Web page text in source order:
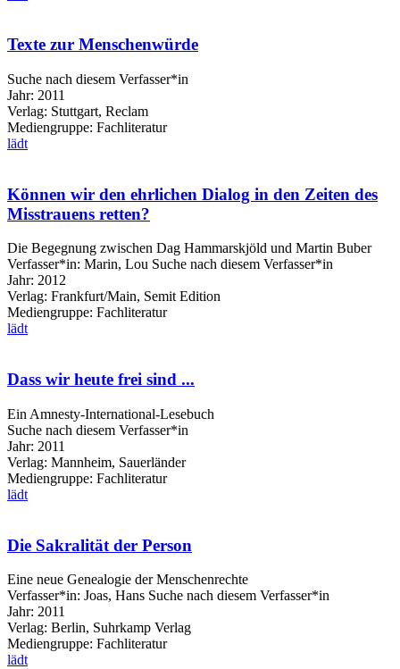
Texte zur Menschenwürde
Suche nach diesem Verfasser*in
Jahr: 2011
Verlag: Stuttgart, Reclam
Mediengruppe: Fachliteratur
lädt
Können wir den ehrlichen Dialog in den Zeiten des
Misstrauens retten?
Die Begegnung zwischen Dag Hammarskjöld und Martin Buber
Verfasser*in: Marin, Lou Suche nach diesem Verfasser*in
Jahr: 2012
Verlag: Frankfurt/Main, Semit Edition
Mediengruppe: Fachliteratur
lädt
Dass wir heute frei sind ...
Ein Amnesty-International-Lesebuch
Suche nach diesem Verfasser*in
Jahr: 2011
Verlag: Mannheim, Sauerländer
Mediengruppe: Fachliteratur
lädt
Die Sakralität der Person
Eine neue Genealogie der Menschenrechte
Verfasser*in: Joas, Hans Suche nach diesem Verfasser*in
Jahr: 2011
Verlag: Berlin, Suhrkamp Verlag
Mediengruppe: Fachliteratur
lädt